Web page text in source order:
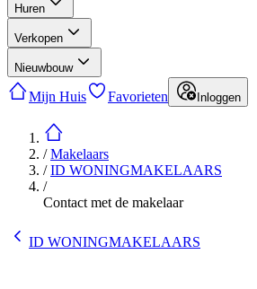
Huren
Verkopen
Nieuwbouw
Mijn Huis Favorieten Inloggen
/Makelaars
/ID WONINGMAKELAARS
/
Contact met de makelaar
ID WONINGMAKELAARS